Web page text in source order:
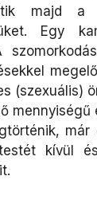
majd a
Egy
(szexuális)
már
kívül